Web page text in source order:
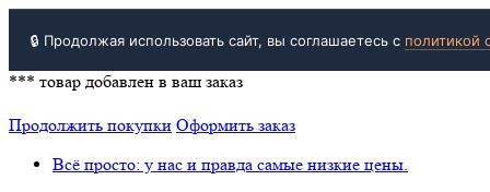
🔒 Продолжая использовать сайт, вы соглашаетесь с политикой
*** товар добавлен в ваш заказ
Продолжить покупки Оформить заказ
Всё просто: у нас и правда самые низкие цены.